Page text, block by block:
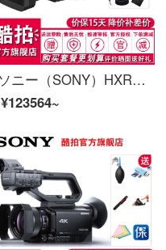
ソニー（SONY）HXR-NX 5 R専門デジタルハイビジョンカメラNX 5 R会議結婚式教育活動SDI口を含めて、公式標準装備を生放送できます。
¥123564~